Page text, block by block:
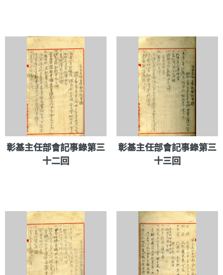
彰基主任部會記事錄第三
十二回
彰基主任部會記事錄第三
十三回